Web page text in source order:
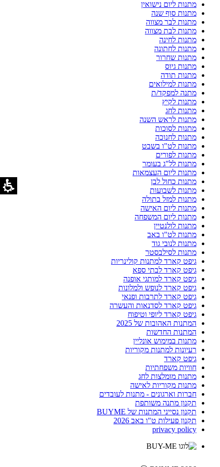
מתנות ליום נישואין
מתנות סוף שנה
מתנות לבר מצווה
מתנות לבת מצווה
מתנות לחינה
מתנות לחתונה
מתנות שחרור
מתנות גיוס
מתנות תודה
מתנות למילואים
מתנה למפקד/ת
מתנות לקיץ
מתנות לחג
מתנות לראש השנה
מתנות לסוכות
מתנות לחנוכה
מתנות לט"ו בשבט
מתנות לפורים
מתנות לל"ג בעומר
מתנות ליום העצמאות
מתנות כחול לבן
מתנות לשבועות
מתנות למזל בתולה
מתנות ליום האישה
מתנות ליום המשפחה
מתנות לולנטיין
מתנות לט"ו באב
מתנות לנובי גוד
מתנות לסילבסטר
גיפט קארד למתנות קולינריות
גיפט קארד לבתי ספא
גיפט קארד למותגי אופנה
גיפט קארד לנופש ולמלונות
גיפט קארד לתרבות ופנאי
גיפט קארד לסדנאות והעשרה
גיפט קארד ליופי וטיפוח
המתנות האהובות של 2025
המתנות החדשות
מתנות במימוש אונליין
רעיונות למתנות מקוריות
גיפט קארד
חוויות משפחתיות
מתנות מומלצות לחג
מתנות מקוריות לאישה
חברות וארגונים - מתנות לעובדים
תקנון מתנה משותפת
תקנון נסייני המתנות של BUYME
תקנון פעילות ט"ו באב 2026
privacy policy